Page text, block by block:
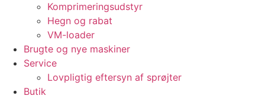
Komprimeringsudstyr
Hegn og rabat
VM-loader
Brugte og nye maskiner
Service
Lovpligtig eftersyn af sprøjter
Butik